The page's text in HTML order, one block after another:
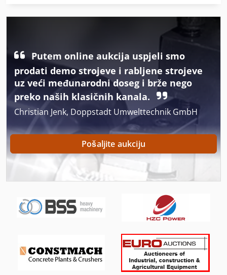
German
Gx 11 Ff
Idx 23
In-House Izložba
Iz Pijeska Pjeskarenje
Izgradnja I Rušenje
Okvir Za
On 08 Utovarivačem
Putem online aukcija uspjeli smo
prodati demo strojeve i rabljene strojeve
uz veći međunarodni doseg i brže nego
preko naših klasičnih kanala.
Christian Jenk, Doppstadt Umwelttechnik GmbH
Pošaljite aukciju